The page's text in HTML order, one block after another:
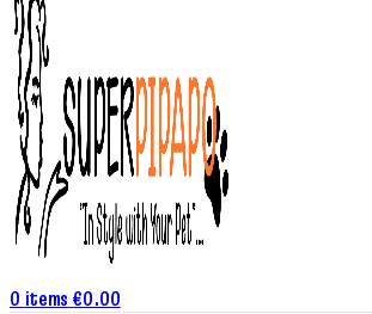
0 items €0.00